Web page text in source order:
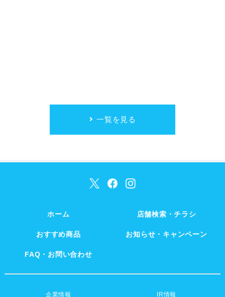
一覧を見る
ホーム 店舗検索・チラシ
おすすめ商品 お知らせ・キャンペーン
FAQ・お問い合わせ
企業情報 IR情報